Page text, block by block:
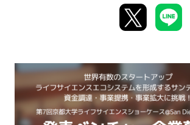
新規登録
イベント